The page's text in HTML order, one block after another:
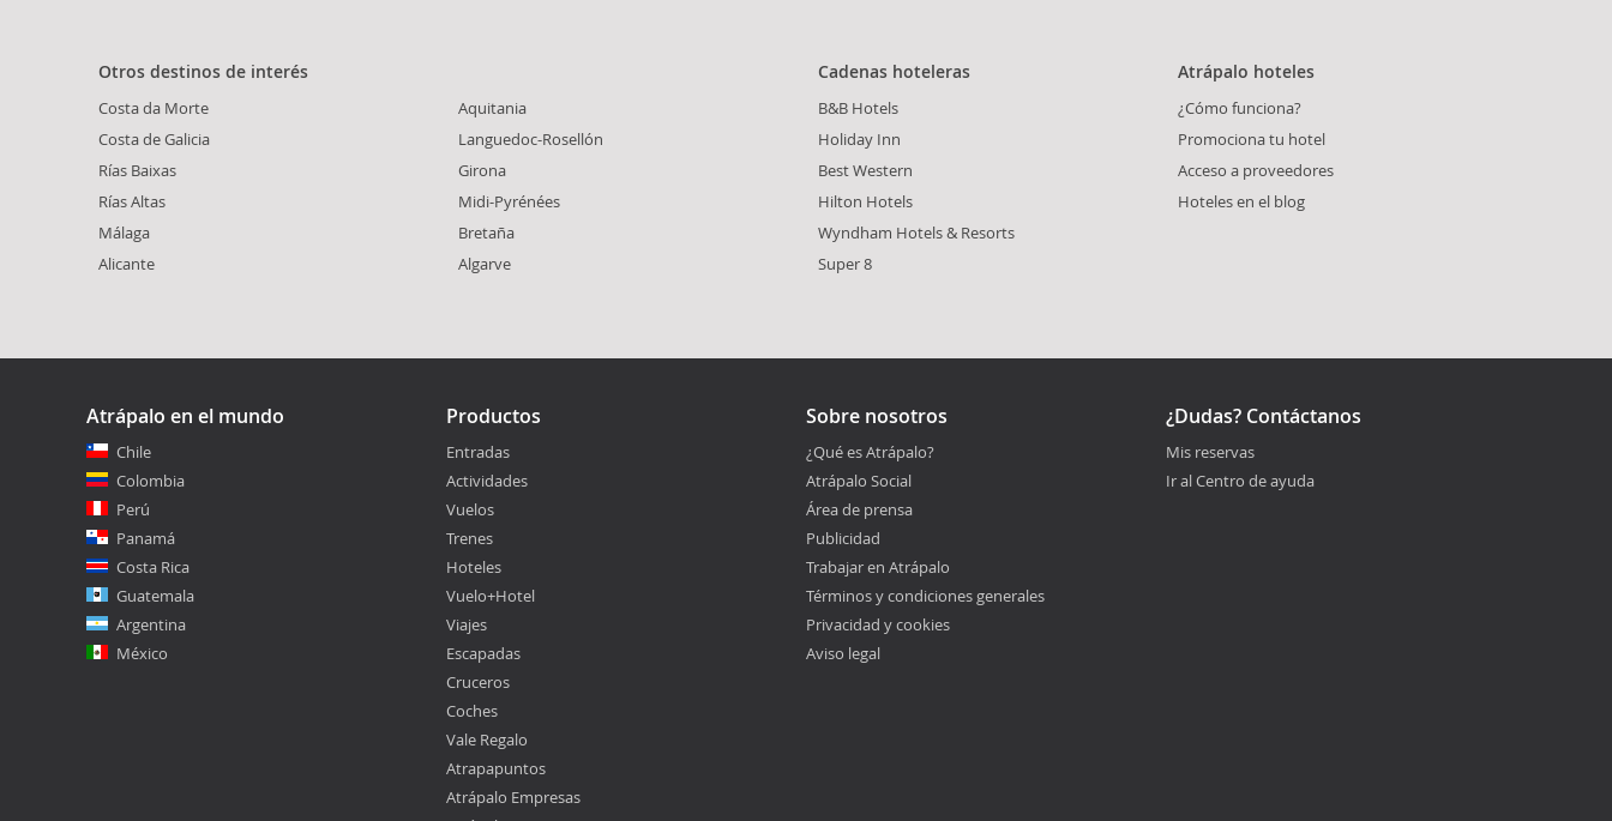
Otros destinos de interés
Costa da Morte
Costa de Galicia
Rías Baixas
Rías Altas
Málaga
Alicante
Aquitania
Languedoc-Rosellón
Girona
Midi-Pyrénées
Bretaña
Algarve
Cadenas hoteleras
B&B Hotels
Holiday Inn
Best Western
Hilton Hotels
Wyndham Hotels & Resorts
Super 8
Atrápalo hoteles
¿Cómo funciona?
Promociona tu hotel
Acceso a proveedores
Hoteles en el blog
Atrápalo en el mundo
Chile
Colombia
Perú
Panamá
Costa Rica
Guatemala
Argentina
México
Productos
Entradas
Actividades
Vuelos
Trenes
Hoteles
Vuelo+Hotel
Viajes
Escapadas
Cruceros
Coches
Vale Regalo
Atrapapuntos
Atrápalo Empresas
Sobre nosotros
¿Qué es Atrápalo?
Atrápalo Social
Área de prensa
Publicidad
Trabajar en Atrápalo
Términos y condiciones generales
Privacidad y cookies
Aviso legal
¿Dudas? Contáctanos
Mis reservas
Ir al Centro de ayuda